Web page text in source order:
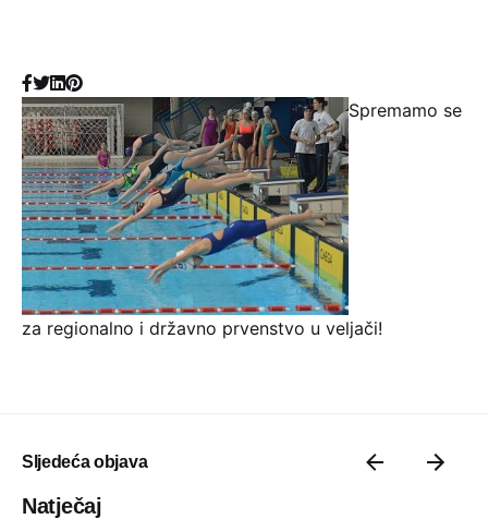
Spremamo se
za regionalno i državno prvenstvo u veljači!
Sljedeća objava
Natječaj